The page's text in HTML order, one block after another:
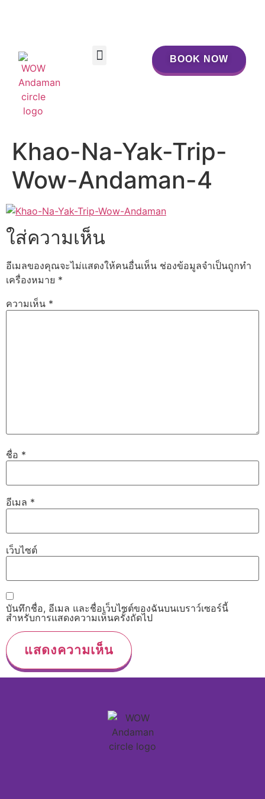
BOOK NOW
Khao-Na-Yak-Trip-
Wow-Andaman-4
ใส่ความเห็น
อีเมลของคุณจะไม่แสดงให้คนอื่นเห็น ช่องข้อมูลจำเป็นถูกทำ
เครื่องหมาย *
ความเห็น *
ชื่อ *
อีเมล *
เว็บไซต์
บันทึกชื่อ, อีเมล และชื่อเว็บไซต์ของฉันบนเบราว์เซอร์นี้
สำหรับการแสดงความเห็นครั้งถัดไป